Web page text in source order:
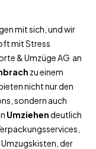
mit sich, und wir
mit Stress
& Umzüge AG an
zu einem
nicht nur den
sondern auch
Umziehendeutlich
der